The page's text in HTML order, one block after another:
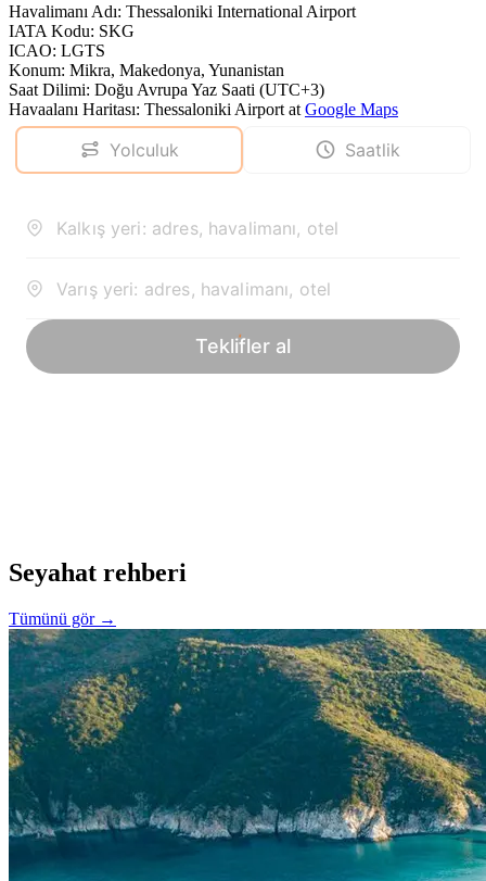
Havalimanı Adı: Thessaloniki International Airport
IATA Kodu: SKG
ICAO: LGTS
Konum: Mikra, Makedonya, Yunanistan
Saat Dilimi: Doğu Avrupa Yaz Saati (UTC+3)
Havaalanı Haritası: Thessaloniki Airport at Google Maps
Seyahat rehberi
Tümünü gör →